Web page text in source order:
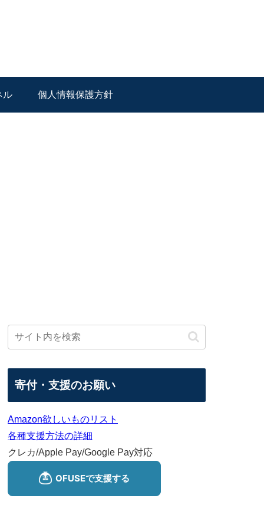
ル 個人情報保護方針
寄付・支援のお願い
Amazon欲しいものリスト
各種支援方法の詳細
クレカ/Apple Pay/Google Pay対応